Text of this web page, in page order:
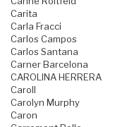
Carita
Carla Fracci
Carlos Campos
Carlos Santana
Carner Barcelona
CAROLINA HERRERA
Caroll
Carolyn Murphy
Caron